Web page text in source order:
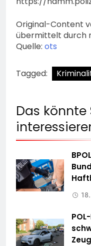
Original-Content
übermittelt durch
Quelle: ots
Tagged:
Das könnte